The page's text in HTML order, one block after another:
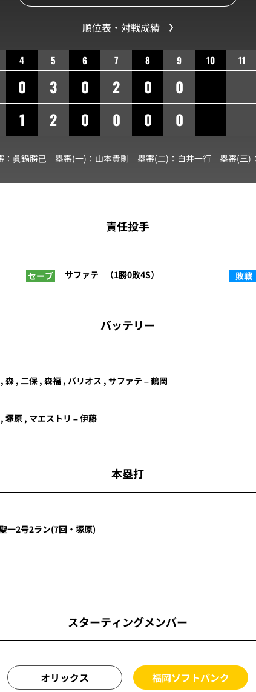
順位表・対戦成績
4 5 6 7 8 9 10 11
0 3 0 2 0
0
1 2 0 0 0 0
眞鍋勝已 塁審(一)： 山本貴則 塁審(二)： 白井一行 塁審(三)：
責任投手
セーブ サファテ （1勝0敗4S） 敗戦
バッテリー
森 , 二保 , 森福 , バリオス , サファテ – 鶴岡
塚原 , マエストリ – 伊藤
本塁打
一2号2ラン(7回・ 塚原)
スターティングメンバー
オリックス 福岡ソフトバンク